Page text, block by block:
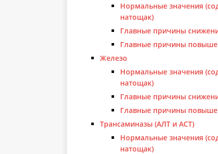
Нормальные значения
натощак)
Главные причины
Главные причины
Железо
Нормальные значения
натощак)
Главные причины
Главные причины
Трансаминазы (АЛТ и АСТ)
Нормальные значения
натощак)